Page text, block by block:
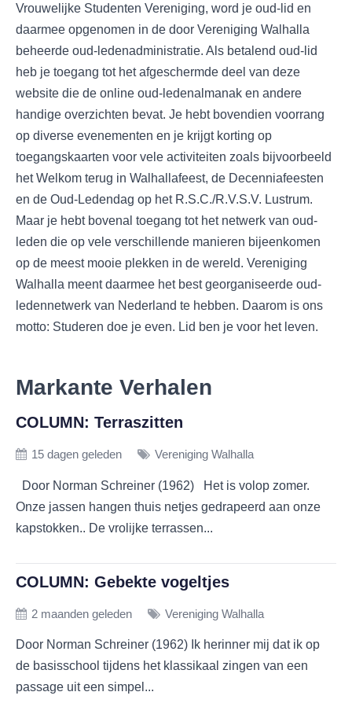
Vrouwelijke Studenten Vereniging, word je oud-lid en
daarmee opgenomen in de door Vereniging Walhalla
beheerde oud-ledenadministratie. Als betalend oud-lid
heb je toegang tot het afgeschermde deel van deze
website die de online oud-ledenalmanak en andere
handige overzichten bevat. Je hebt bovendien voorrang
op diverse evenementen en je krijgt korting op
toegangskaarten voor vele activiteiten zoals bijvoorbeeld
het Welkom terug in Walhallafeest, de Decenniafeesten
en de Oud-Ledendag op het R.S.C./R.V.S.V. Lustrum.
Maar je hebt bovenal toegang tot het netwerk van oud-
leden die op vele verschillende manieren bijeenkomen
op de meest mooie plekken in de wereld. Vereniging
Walhalla meent daarmee het best georganiseerde oud-
ledennetwerk van Nederland te hebben. Daarom is ons
motto: Studeren doe je even. Lid ben je voor het leven.
Markante Verhalen
COLUMN: Terraszitten
15 dagen geleden Vereniging Walhalla
Door Norman Schreiner (1962) Het is volop zomer.
Onze jassen hangen thuis netjes gedrapeerd aan onze
kapstokken.. De vrolijke terrassen...
COLUMN: Gebekte vogeltjes
2 maanden geleden Vereniging Walhalla
Door Norman Schreiner (1962) Ik herinner mij dat ik op
de basisschool tijdens het klassikaal zingen van een
passage uit een simpel...